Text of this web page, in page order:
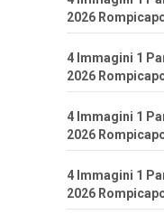
2026
4 Immagini 1
2026
4 Immagini 1
2026
4 Immagini 1
2026